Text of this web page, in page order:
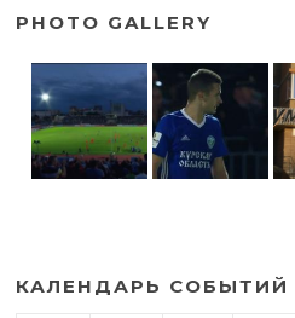
PHOTO GALLERY
КАЛЕНДАРЬ СОБЫТИЙ